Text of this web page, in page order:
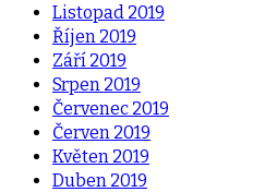
Listopad 2019
Říjen 2019
Září 2019
Srpen 2019
Červenec 2019
Červen 2019
Květen 2019
Duben 2019